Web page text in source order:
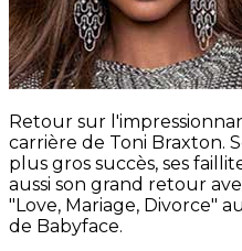
Retour sur
carrière de Toni Braxton.
plus gros succès, ses
aussi son grand retour
"Love, Mariage, Divorce"
de Babyface.